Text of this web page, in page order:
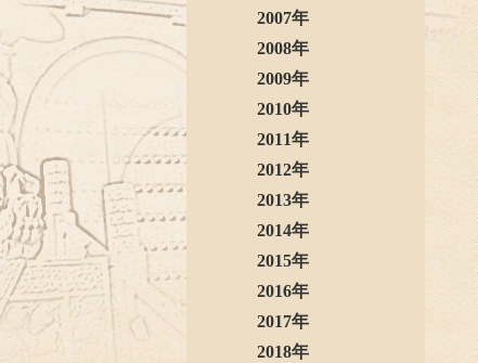
2007年
2008年
2009年
2010年
2011年
2012年
2013年
2014年
2015年
2016年
2017年
2018年